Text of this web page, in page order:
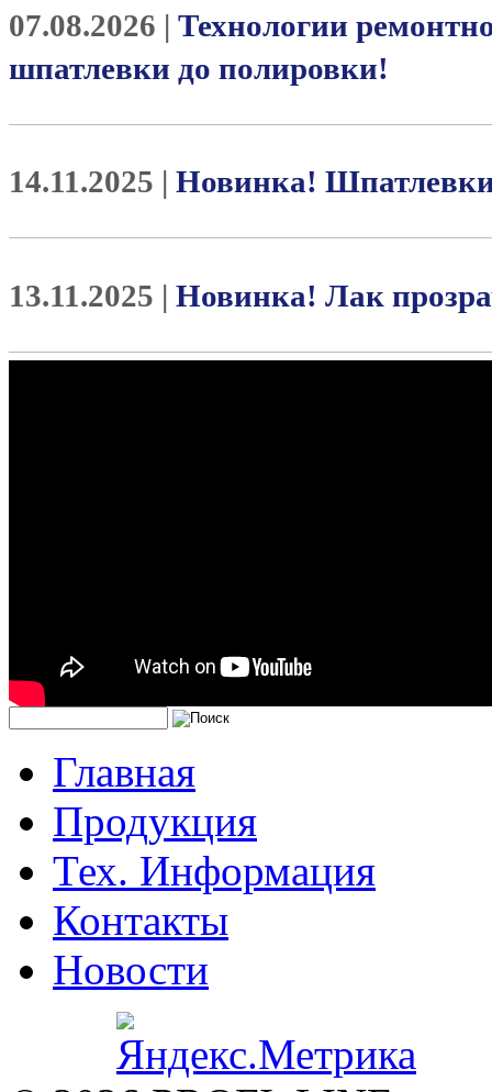
07.08.2026 | Технологии
шпатлевки до полировки!
14.11.2025 | Новинка!
13.11.2025 | Новинка! Лак
Главная
Продукция
Тех. Информация
Контакты
Новости